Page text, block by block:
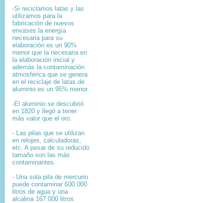
-Si reciclamos latas y las
utilizamos para la
fabricación de nuevos
envases la energía
necesaria para su
elaboración es un 90%
menor que la necesaria en
la elaboración inicial y
además la contaminación
atmosférica que se genera
en el reciclaje de latas de
aluminio es un 95% menor.
-El aluminio se descubrió
en 1820 y llegó a tener
más valor que el oro.
- Las pilas que se utilizan
en relojes, calculadoras,
etc. A pesar de su reducido
tamaño son las más
contaminantes.
- Una sola pila de mercurio
puede contaminar 600.000
litros de agua y una
alcalina 167.000 litros